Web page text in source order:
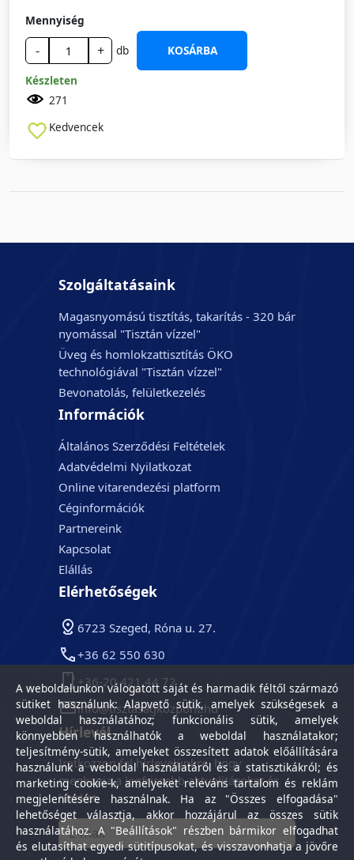
Mennyiség
- + db
KOSÁRBA
Készleten
271
Kedvencek
Szolgáltatásaink
Magasnyomású tisztítás, takarítás - 320 bár
nyomással "Tisztán vízzel"
Üveg és homlokzattisztítás ÖKO
technológiával "Tisztán vízzel"
Bevonatolás, felületkezelés
Információk
Általános Szerződési Feltételek
Adatvédelmi Nyilatkozat
Online vitarendezési platform
Céginformációk
Partnereink
Kapcsolat
Elállás
Elérhetőségek
6723 Szeged, Róna u. 27.
+36 62 550 630
+36-20 421 44 72
info@tisztasagkozpont.hu
Hírlevél
Iratkozzon fel hírlevelünkre, hogy
megkapja a legfrissebb aktualitásokat és
híreket.
A weboldalunkon válogatott saját és harmadik féltől származó
sütiket használunk: Alapvető sütik, amelyek szükségesek a
weboldal használatához; funkcionális sütik, amelyek
könnyebben használhatók a weboldal használatakor;
teljesítmény-sütik, amelyeket összesített adatok előállítására
használunk a weboldal használatáról és a statisztikákról; és
marketing cookie-k, amelyeket releváns tartalom és reklám
megjelenítésére használnak. Ha az "Összes elfogadása"
lehetőséget választja, akkor hozzájárul az összes sütik
használatához. A "Beállítások" részben bármikor elfogadhat
és elutasíthat egyedi sütitípusokat, és visszavonhatja a jövőre